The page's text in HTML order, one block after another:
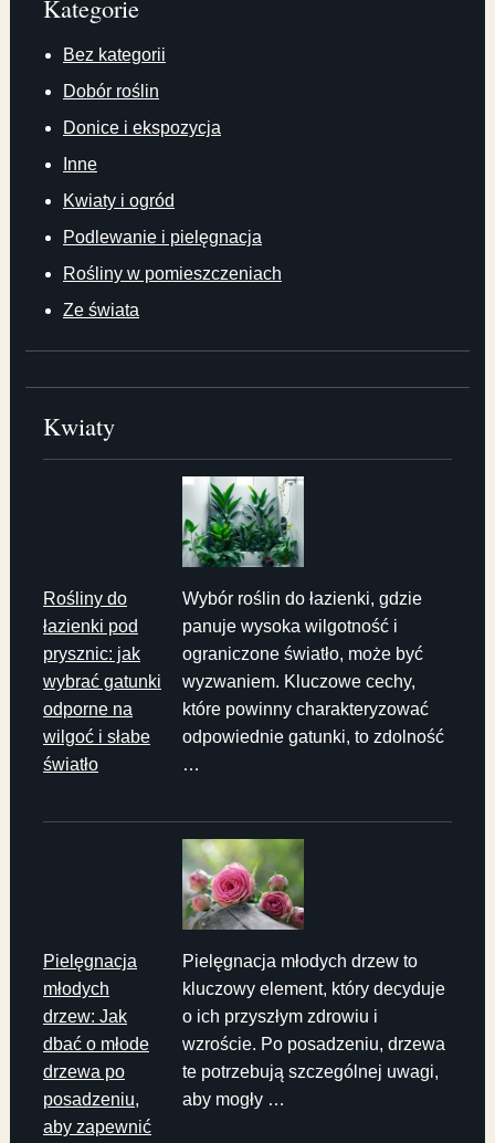
Kategorie
Bez kategorii
Dobór roślin
Donice i ekspozycja
Inne
Kwiaty i ogród
Podlewanie i pielęgnacja
Rośliny w pomieszczeniach
Ze świata
Kwiaty
Rośliny do
łazienki pod
prysznic: jak
wybrać gatunki
odporne na
wilgoć i słabe
światło
Wybór roślin do łazienki, gdzie
panuje wysoka wilgotność i
ograniczone światło, może być
wyzwaniem. Kluczowe cechy,
które powinny charakteryzować
odpowiednie gatunki, to zdolność
…
Pielęgnacja
młodych
drzew: Jak
dbać o młode
drzewa po
posadzeniu,
aby zapewnić
Pielęgnacja młodych drzew to
kluczowy element, który decyduje
o ich przyszłym zdrowiu i
wzroście. Po posadzeniu, drzewa
te potrzebują szczególnej uwagi,
aby mogły …